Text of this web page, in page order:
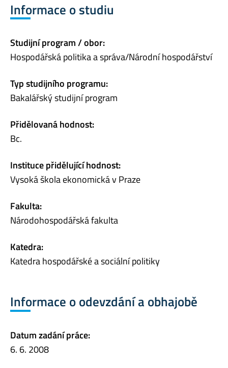
Informace o studiu
Studijní program / obor:
Hospodářská politika a správa/Národní hospodářství
Typ studijního programu:
Bakalářský studijní program
Přidělovaná hodnost:
Bc.
Instituce přidělující hodnost:
Vysoká škola ekonomická v Praze
Fakulta:
Národohospodářská fakulta
Katedra:
Katedra hospodářské a sociální politiky
Informace o odevzdání a obhajobě
Datum zadání práce:
6. 6. 2008